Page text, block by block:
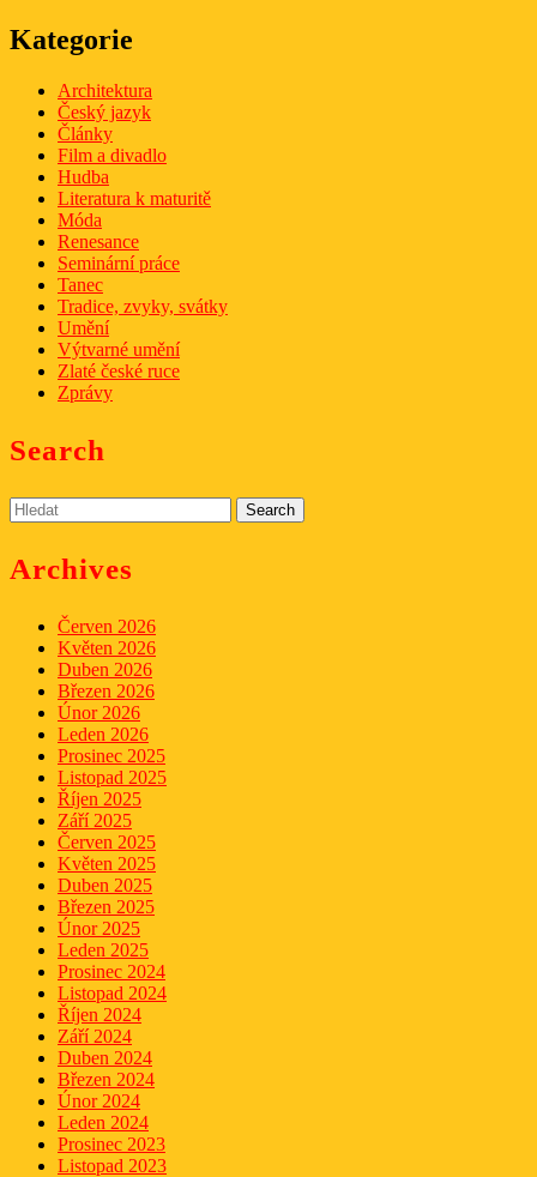
Kategorie
Architektura
Český jazyk
Články
Film a divadlo
Hudba
Literatura k maturitě
Móda
Renesance
Seminární práce
Tanec
Tradice, zvyky, svátky
Umění
Výtvarné umění
Zlaté české ruce
Zprávy
Search
Search
for:
Archives
Červen 2026
Květen 2026
Duben 2026
Březen 2026
Únor 2026
Leden 2026
Prosinec 2025
Listopad 2025
Říjen 2025
Září 2025
Červen 2025
Květen 2025
Duben 2025
Březen 2025
Únor 2025
Leden 2025
Prosinec 2024
Listopad 2024
Říjen 2024
Září 2024
Duben 2024
Březen 2024
Únor 2024
Leden 2024
Prosinec 2023
Listopad 2023